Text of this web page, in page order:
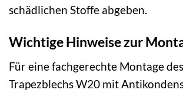
schädlichen Stoffe abgeben.
Wichtige Hinweise zur
Für eine fachgerechte Montage
Trapezblechs W20 mit